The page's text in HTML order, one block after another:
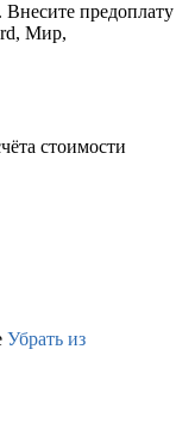
предоплату
Мир,
стоимости
Убрать из